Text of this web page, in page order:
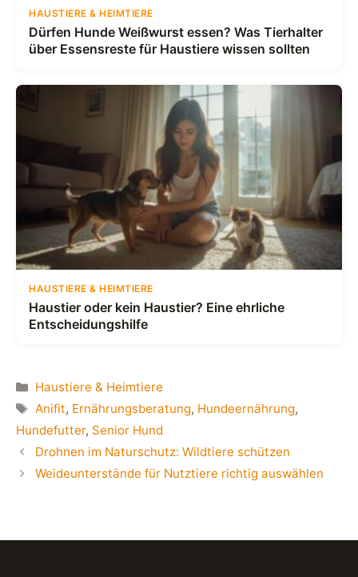
HAUSTIERE & HEIMTIERE
Dürfen Hunde Weißwurst essen? Was Tierhalter
über Essensreste für Haustiere wissen sollten
HAUSTIERE & HEIMTIERE
Haustier oder kein Haustier? Eine ehrliche
Entscheidungshilfe
Kategorien
Haustiere & Heimtiere
Schlagwörter
Anifit, Ernährungsberatung, Hundeernährung,
Hundefutter, Senior Hund
Drohnen im Naturschutz: Wildtiere schützen
Weideunterstände für Nutztiere richtig auswählen